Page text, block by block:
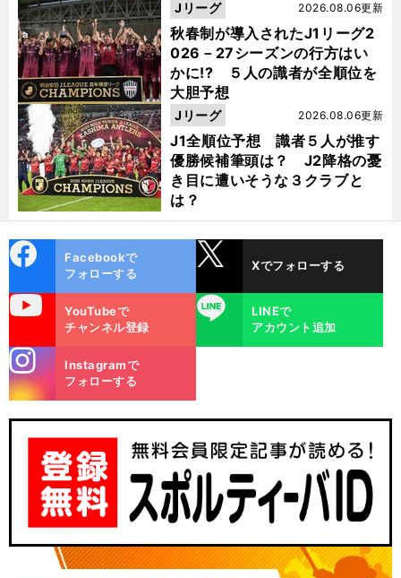
秋春制が導入されたJ1リーグ2
026－27シーズンの行方はい
かに!? ５人の識者が全順位を
大胆予想
2026.08.06更新
Jリーグ
J1全順位予想 識者５人が推す
優勝候補筆頭は？ J2降格の憂
き目に遭いそうな３クラブと
は？
2026.08.06更新
Jリーグ
ok
Facebookで
フォローする
Xでフォローする
YouTubeで
チャンネル登録
LINE
LINEで
アカウント追加
m
Instagramで
フォローする